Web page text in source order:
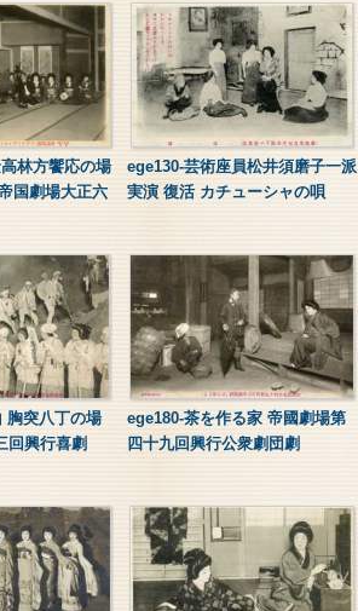
林方饗応の場
国劇場大正六
ege130-芸術座員松井須磨子一派
実演 復活 カチューシャの唄
胸突八丁の場
回興行喜劇
ege180-茶を作る家 帝國劇場第
四十九回興行公衆劇団劇